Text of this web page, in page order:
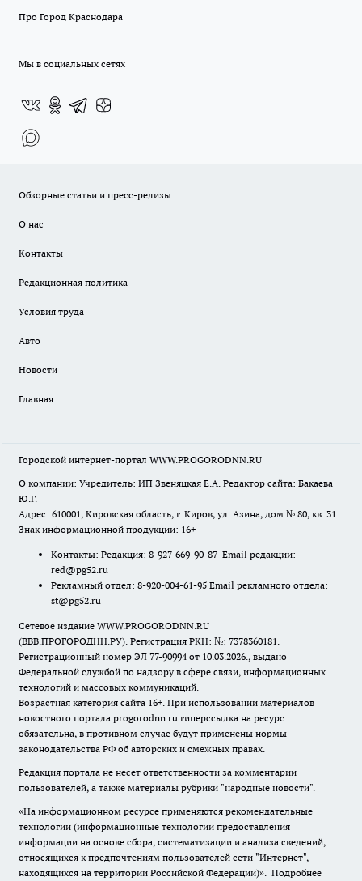
Про Город Краснодара
Мы в социальных сетях
Обзорные статьи и пресс-релизы
О нас
Контакты
Редакционная политика
Условия труда
Авто
Новости
Главная
Городской интернет-портал WWW.PROGORODNN.RU
О компании: Учредитель: ИП Звеняцкая Е.А. Редактор сайта: Бакаева
Ю.Г.
Адрес: 610001, Кировская область, г. Киров, ул. Азина, дом № 80, кв. 31
Знак информационной продукции: 16+
Контакты: Редакция: 8-927-669-90-87 Email редакции:
red@pg52.ru
Рекламный отдел: 8-920-004-61-95 Email рекламного отдела:
st@pg52.ru
Сетевое издание WWW.PROGORODNN.RU
(ВВВ.ПРОГОРОДНН.РУ). Регистрация РКН: №: 7378360181.
Регистрационный номер ЭЛ 77-90994 от 10.03.2026., выдано
Федеральной службой по надзору в сфере связи, информационных
технологий и массовых коммуникаций.
Возрастная категория сайта 16+. При использовании материалов
новостного портала progorodnn.ru гиперссылка на ресурс
обязательна, в противном случае будут применены нормы
законодательства РФ об авторских и смежных правах.
Редакция портала не несет ответственности за комментарии
пользователей, а также материалы рубрики "народные новости".
«На информационном ресурсе применяются рекомендательные
технологии (информационные технологии предоставления
информации на основе сбора, систематизации и анализа сведений,
относящихся к предпочтениям пользователей сети "Интернет",
находящихся на территории Российской Федерации)». Подробнее